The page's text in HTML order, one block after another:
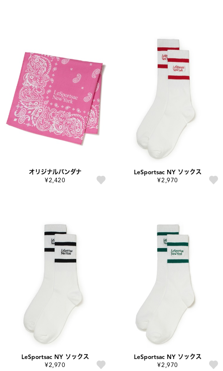
オリジナルバンダナ
¥2,420
LeSportsac NY ソックス
¥2,970
LeSportsac NY ソックス
¥2,970
LeSportsac NY ソックス
¥2,970